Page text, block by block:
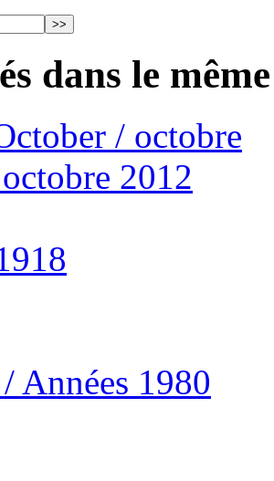
dans le
/ octobre
2012
Années 1980